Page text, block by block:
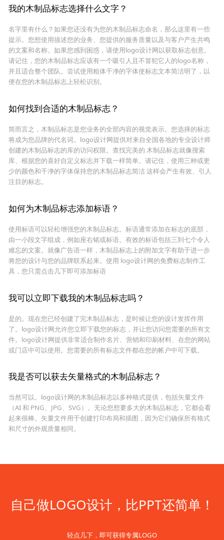
我的木制品标志选择什么文字？
名字里有什么？如果您还没有为您的木制品标志命名，那么这里有一些
提示。您想使用描述您的业务、您提供的服务质量以及与客户产生共鸣
的文案和名称。如果您感到困惑，请使用logo设计网以获取标志创意。
请记住，您的木制品标志应该有一个吸引人且不冒犯它人的logo名称，
并且适合整个团队。尝试使用粗体干净的字体使标志文本简洁明了，以
便在您的木制品标志上轻松识别。
如何找到合适的木制品标志？
简而言之，木制品标志是您业务的全部内容的视觉表示。您选择的标志
将成为您品牌的代名词。logo设计网提供对来自全国各地的专业设计师
创建的木制品标志的库的访问权限。查找完美的 木制品标志就像搜索
库、根据您的喜好自定义标志并下载一样简单。请记住，使用三种或更
少的颜色和干净的字体保持您的木制品标志简洁 这样会产生有效、引人
注目的标志。
如何为木制品标志添加标语？
使用标语可以轻松增强您的木制品标志。标语通常添加在标志的底部，
由一小段文字组成，例如座右铭或标语。有效的标语包括三到七个令人
难忘的文案。就像广告语一样，木制品标志上的附加文字有助于进一步
将您的设计与您的品牌联系起来。使用 logo设计网的免费标志制作工
具，您只需点击几下即可添加标语
我可以立即下载我的木制品标志吗？
是的。现在您已经创建了完木制品标志，是时候让您的设计发挥作用
了。logo设计网允许您立即下载您的标志，并让您访问您需要的所有文
件。logo设计网提供非常适合制作名片、营销和印刷材料、在您的网站
或门店中可以使用。您需要的所有标志文件都在您的帐户中可下载。
我是否可以获去矢量格式的木制品标志？
当然可以。logo设计网的木制品标志以多种格式提供，包括矢量文件
（AI 和 PNG、JPG、SVG）。无论您想要多大的木制品标志，它都会看
起来很棒。矢量文件用于创建打印布局和插图，因为它们确保所有格式
和尺寸的外观质量相同。
自己做LOGO设计，比PPT还简单！
轻点几下，即可获得专属LOGO